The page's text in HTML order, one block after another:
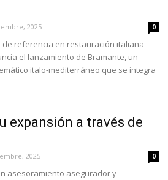
2025 0
referencia en restauración italiana
el lanzamiento de Bramante, un
italo-mediterráneo que se integra
expansión a través de
2025 0
asesoramiento asegurador y